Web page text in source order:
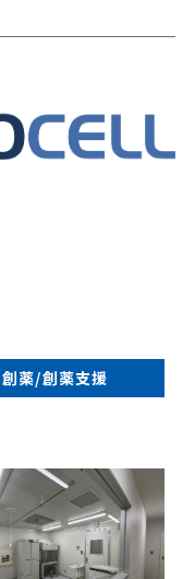
創薬/創薬支援